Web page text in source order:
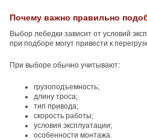
Почему важно правильно
Выбор лебедки зависит от условий
при подборе могут привести к
При выборе обычно учитывают:
грузоподъемность;
длину троса;
тип привода;
скорость работы;
условия эксплуатации;
особенности монтажа.